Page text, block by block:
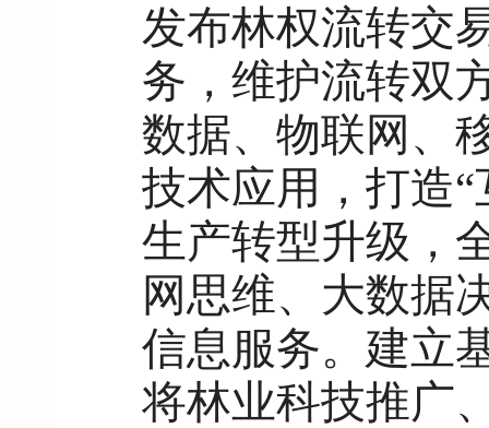
发布林权流转交
务，维护流转双
数据、物联网、
技术应用，打造
生产转型升级，
网思维、大数据
信息服务。建立
将林业科技推广